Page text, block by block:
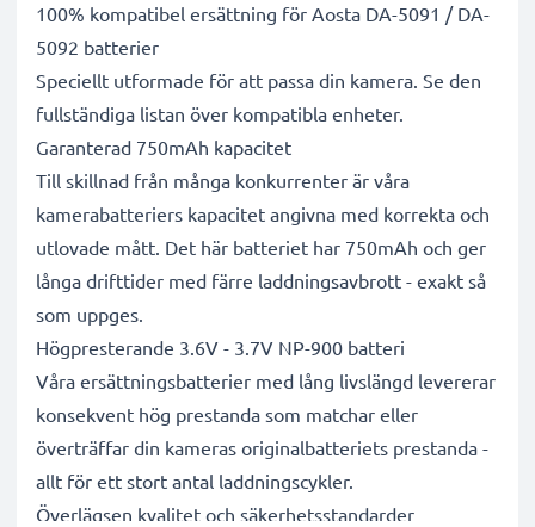
100% kompatibel ersättning för Aosta DA-5091 / DA-
5092 batterier
Speciellt utformade för att passa din kamera. Se den
fullständiga listan över kompatibla enheter.
Garanterad 750mAh kapacitet
Till skillnad från många konkurrenter är våra
kamerabatteriers kapacitet angivna med korrekta och
utlovade mått. Det här batteriet har 750mAh och ger
långa drifttider med färre laddningsavbrott - exakt så
som uppges.
Högpresterande 3.6V - 3.7V NP-900 batteri
Våra ersättningsbatterier med lång livslängd levererar
konsekvent hög prestanda som matchar eller
överträffar din kameras originalbatteriets prestanda -
allt för ett stort antal laddningscykler.
Överlägsen kvalitet och säkerhetsstandarder